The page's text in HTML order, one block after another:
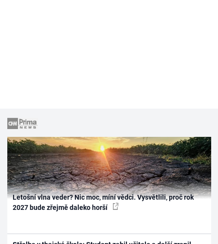
Letošní vlna veder? Nic moc, míní vědci. Vysvětlili, proč rok
2027 bude zřejmě daleko horší